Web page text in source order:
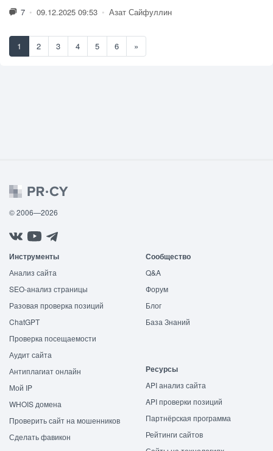
7 • 09.12.2025 09:53 • Азат Сайфуллин
1 2 3 4 5 6 »
© 2006—2026
Инструменты
Анализ сайта
SEO-анализ страницы
Разовая проверка позиций
ChatGPT
Проверка посещаемости
Аудит сайта
Антиплагиат онлайн
Мой IP
WHOIS домена
Проверить сайт на мошенников
Сделать фавикон
Сообщество
Q&A
Форум
Блог
База Знаний
Ресурсы
API анализ сайта
API проверки позиций
Партнёрская программа
Рейтинги сайтов